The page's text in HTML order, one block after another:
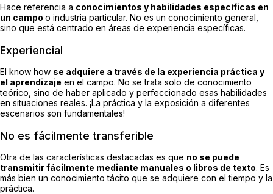
Hace referencia a conocimientos y habilidades específicas en
un campo o industria particular. No es un conocimiento general,
sino que está centrado en áreas de experiencia específicas.
Experiencial
El know how se adquiere a través de la experiencia práctica y
el aprendizaje en el campo. No se trata solo de conocimiento
teórico, sino de haber aplicado y perfeccionado esas habilidades
en situaciones reales. ¡La práctica y la exposición a diferentes
escenarios son fundamentales!
No es fácilmente transferible
Otra de las características destacadas es que no se puede
transmitir fácilmente mediante manuales o libros de texto. Es
más bien un conocimiento tácito que se adquiere con el tiempo y la
práctica.